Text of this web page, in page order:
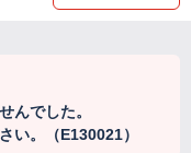
んでした。
い。（E130021）